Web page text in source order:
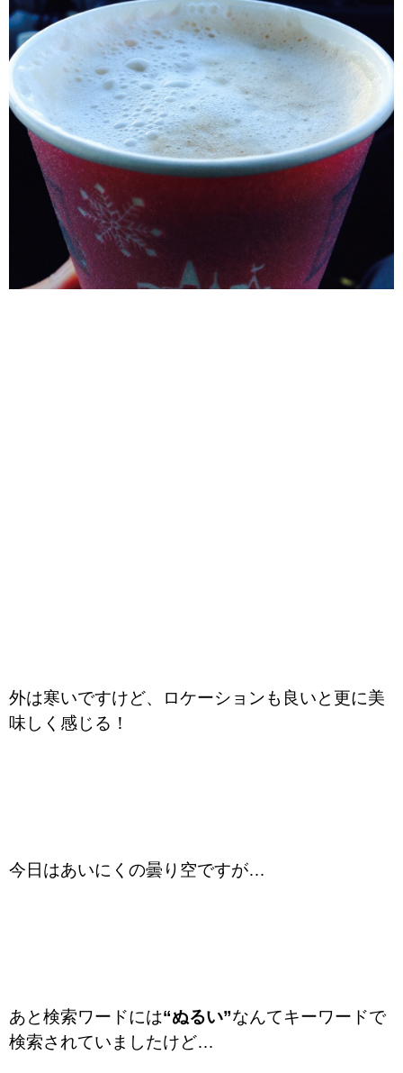
外は寒いですけど、ロケーションも良いと更に美
味しく感じる！
今日はあいにくの曇り空ですが…
あと検索ワードには“ぬるい”なんてキーワードで
検索されていましたけど…